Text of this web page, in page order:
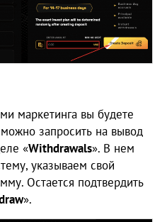
маркетинга вы будете
запросить на вывод
«Withdrawals». В нем
указываем свой
Остается подтвердить
».